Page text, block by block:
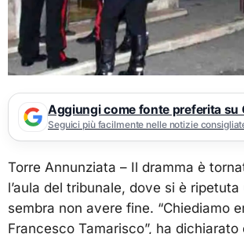
Aggiungi come fonte preferita su
Seguici più facilmente nelle notizie
Torre Annunziata – Il dramma è
l’aula del tribunale, dove si è
sembra non avere fine. “Chiediamo
Francesco Tamarisco”, ha